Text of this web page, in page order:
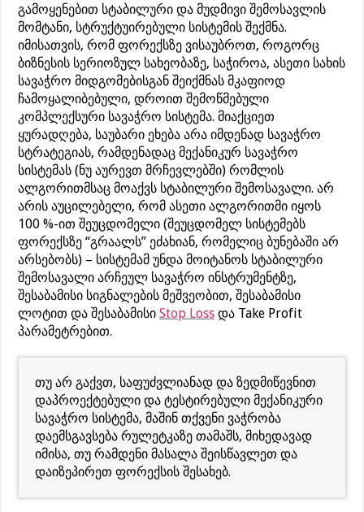
გამოყენებით სტაბილური და მუდმივი შემოსავლის
მომტანი, სტრუქტუირებული სისტემის შექმნა.
იმისათვის, რომ ფორექსზე ვისაუბროთ, როგორც
ბიზნესის სერიოზულ სახეობაზე, საჭიროა, ასეთი სახის
სავაჭრო მიდგომებისგან შეიქმნას მკაფიოდ
ჩამოყალიბებული, დროით შემოწმებული
კომპლექსური სავაჭრო სისტემა. მიაქციეთ
ყურადღება, საუბარი ეხება არა იმდენად სავაჭრო
სტრატეგიას, რამდენადაც მექანიკურ სავაჭრო
სისტემას (ნუ აურევთ მრჩევლებში) რომლის
ალგორითმსაც მოაქვს სტაბილური შემოსავალი. არ
არის აუცილებელი, რომ ასეთი ალგორითმი იყოს
100 %-ით შეუცდომელი (შეუცდომელ სისტემებს
ფორექსზე “გრაალს” ეძახიან, რომელიც ბუნებაში არ
არსებობს) – სისტემამ უნდა მოიტანოს სტაბილური
შემოსავალი არჩეულ სავაჭრო ინსტრუმენტზე,
შესაბამისი სიგნალების მეშვეობით, შესაბამისი
ლოტით და შესაბამისიStop Loss და Take Profit
პარამეტრებით.
თუ არ გაქვთ, საფუძვლიანად და ზედმიწევნით
დაპროექტებული და ტესტირებული მექანიკური
სავაჭრო სისტემა, მაშინ თქვენი ვაჭრობა
დაემსგავსება რულეტკაზე თამაშს, მიხედავად
იმისა, თუ რამდენი მასალა შეისწავლეთ და
დაიზეპირეთ ფორექსის შესახებ.